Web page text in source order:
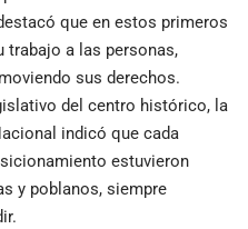
que en estos primeros
trabajo a las personas,
sus derechos.
del centro histórico, la
indicó que cada
estuvieron
y poblanos, siempre